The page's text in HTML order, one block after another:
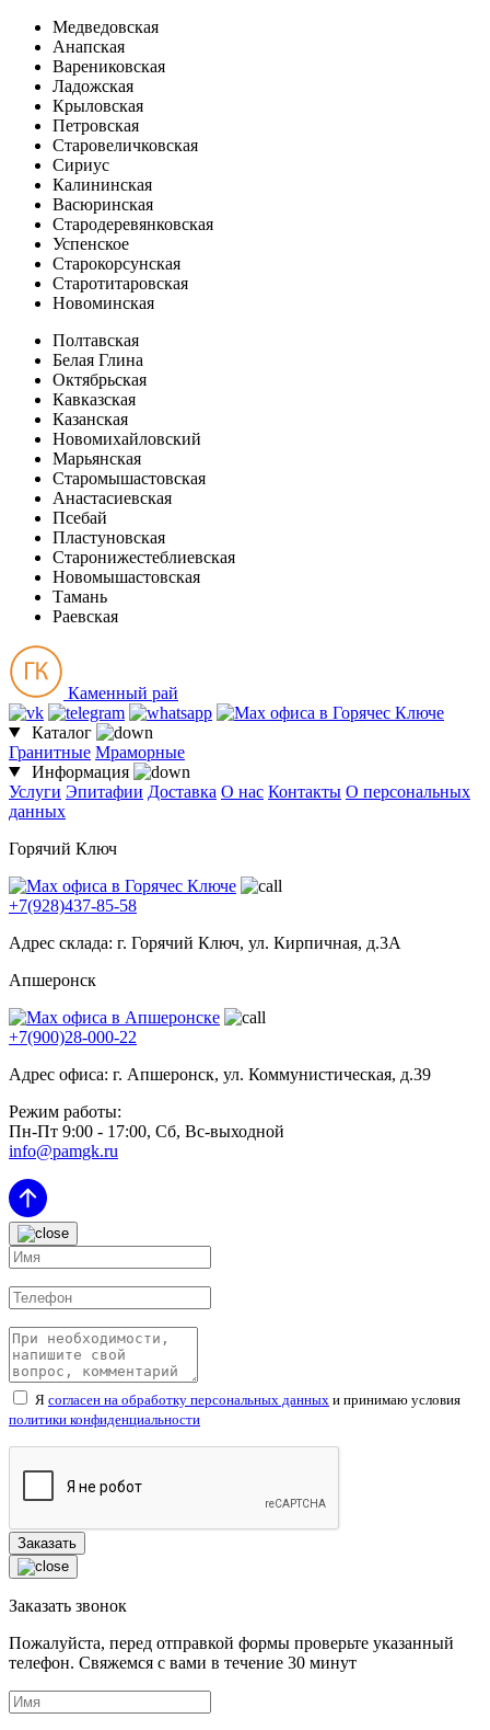
Медведовская
Анапская
Варениковская
Ладожская
Крыловская
Петровская
Старовеличковская
Сириус
Калининская
Васюринская
Стародеревянковская
Успенское
Старокорсунская
Старотитаровская
Новоминская
Полтавская
Белая Глина
Октябрьская
Кавказская
Казанская
Новомихайловский
Марьянская
Старомышастовская
Анастасиевская
Псебай
Пластуновская
Старонижестеблиевская
Новомышастовская
Тамань
Раевская
Каменный рай
Каталог
Гранитные Мраморные
Информация
Услуги Эпитафии Доставка О нас Контакты О персональных
данных
Горячий Ключ
+7(928)437-85-58
Адрес склада: г. Горячий Ключ, ул. Кирпичная, д.3А
Апшеронск
+7(900)28-000-22
Адрес офиса: г. Апшеронск, ул. Коммунистическая, д.39
Режим работы:
Пн-Пт 9:00 - 17:00, Сб, Вс-выходной
info@pamgk.ru
Я согласен на обработку персональных данных и принимаю условия
политики конфиденциальности
Заказать звонок
Пожалуйста, перед отправкой формы проверьте указанный
телефон. Свяжемся с вами в течение 30 минут